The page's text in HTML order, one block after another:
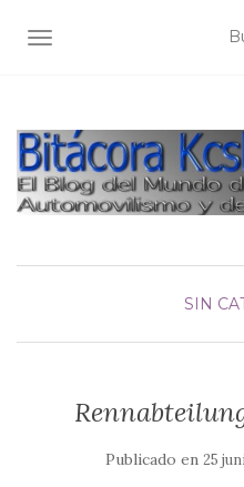
ALTERNAR NAVEGACIÓN
SIN
Publicado en 25